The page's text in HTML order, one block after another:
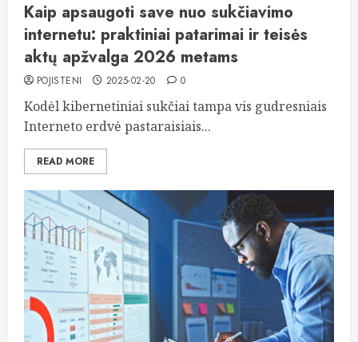
Kaip apsaugoti save nuo sukčiavimo
internetu: praktiniai patarimai ir teisės
aktų apžvalga 2026 metams
POJISTENI 2025-02-20 0
Kodėl kibernetiniai sukčiai tampa vis gudresniais
Interneto erdvė pastaraisiais...
READ MORE